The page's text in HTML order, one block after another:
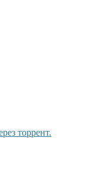
торрент.